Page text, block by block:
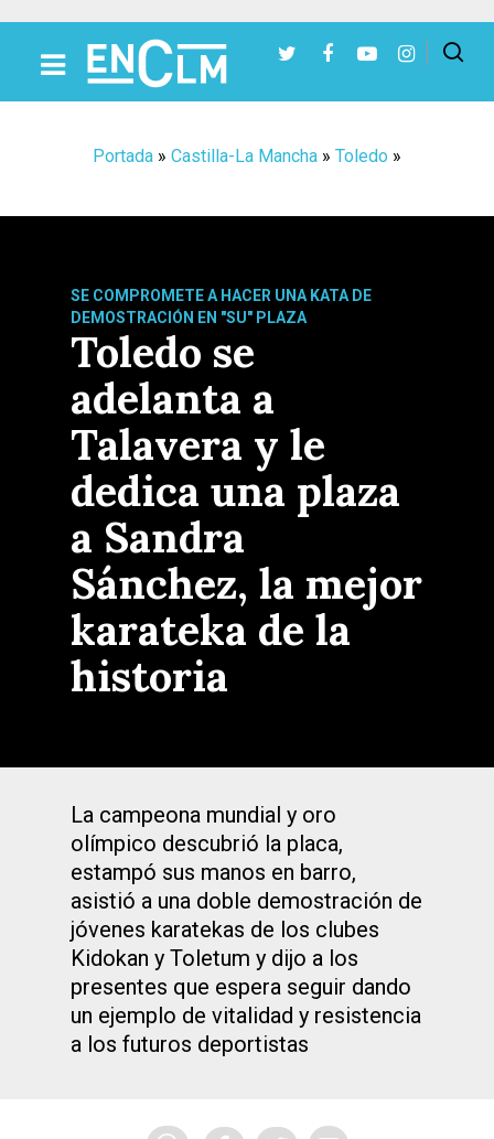
Portada » Castilla-La Mancha » Toledo »
SE COMPROMETE A HACER UNA KATA DE
DEMOSTRACIÓN EN "SU" PLAZA
Toledo se
adelanta a
Talavera y le
dedica una plaza
a Sandra
Sánchez, la mejor
karateka de la
historia
La campeona mundial y oro
olímpico descubrió la placa,
estampó sus manos en barro,
asistió a una doble demostración de
jóvenes karatekas de los clubes
Kidokan y Toletum y dijo a los
presentes que espera seguir dando
un ejemplo de vitalidad y resistencia
a los futuros deportistas